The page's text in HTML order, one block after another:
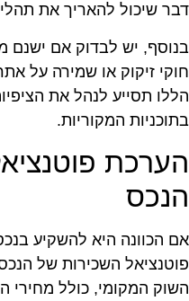
שיכול להאריך את
יש לבדוק אם ישנם
זיקוק או שמירה על
תסייע לנהל את
המקוריות.
הכוונה היא להשקיע
השכירות של
המקומי, כולל מחירי